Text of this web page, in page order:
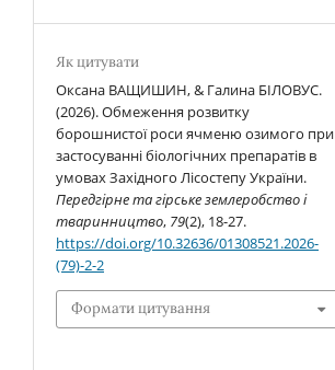
Як цитувати
Оксана ВАЩИШИН, & Галина БІЛОВУС.
(2026). Обмеження розвитку
борошнистої роси ячменю озимого при
застосуванні біологічних препаратів в
умовах Західного Лісостепу України.
Передгірне та гірське землеробство і
тваринництво, 79(2), 18-27.
https://doi.org/10.32636/01308521.2026-
(79)-2-2
Формати цитування